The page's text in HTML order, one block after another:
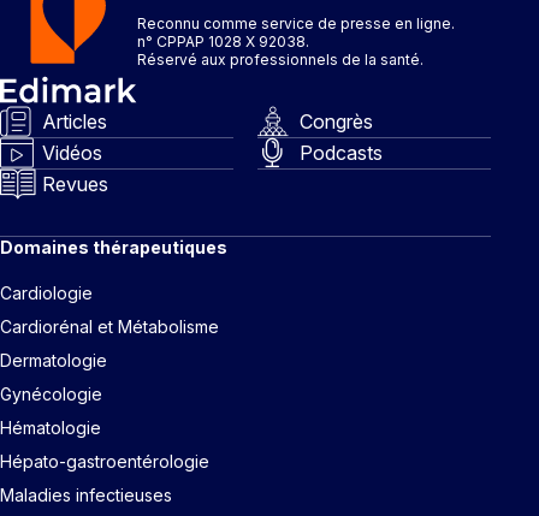
Reconnu comme service de presse en ligne.
n° CPPAP 1028 X 92038.
Réservé aux professionnels de la santé.
Articles
Congrès
Vidéos
Podcasts
Revues
Domaines thérapeutiques
Cardiologie
Cardiorénal et Métabolisme
Dermatologie
Gynécologie
Hématologie
Hépato-gastroentérologie
Maladies infectieuses